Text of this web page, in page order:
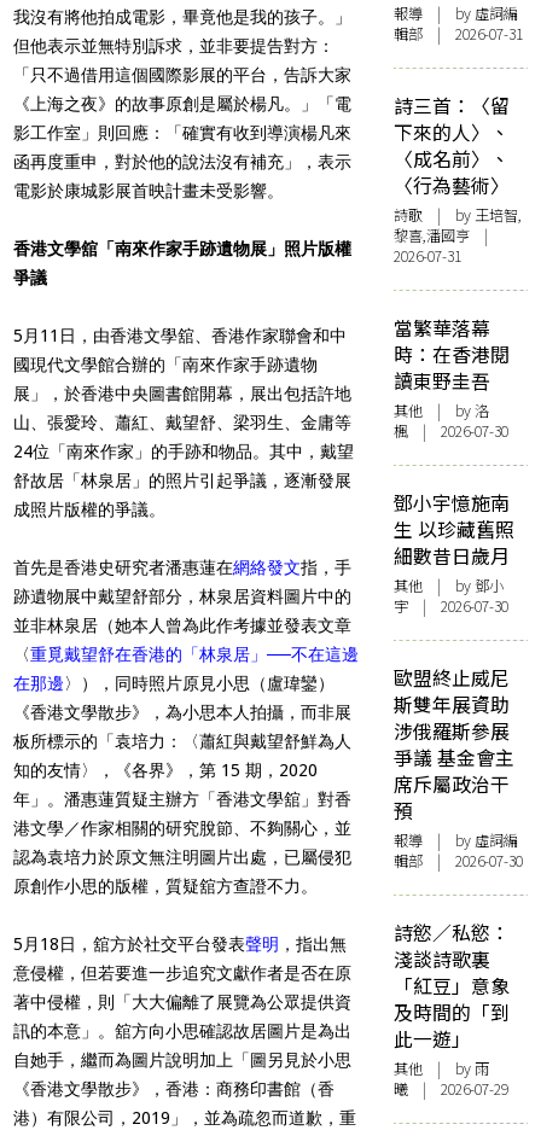
我沒有將他拍成電影，畢竟他是我的孩子。」
但他表示並無特別訴求，並非要提告對方：
「只不過借用這個國際影展的平台，告訴大家
《上海之夜》的故事原創是屬於楊凡。」「電
影工作室」則回應：「確實有收到導演楊凡來
函再度重申，對於他的說法沒有補充」，表示
電影於康城影展首映計畫未受影響。
香港文學舘「南來作家手跡遺物展」照片版權
爭議
5月11日，由香港文學舘、香港作家聯會和中
國現代文學館合辦的「南來作家手跡遺物
展」，於香港中央圖書館開幕，展出包括許地
山、張愛玲、蕭紅、戴望舒、梁羽生、金庸等
24位「南來作家」的手跡和物品。其中，戴望
舒故居「林泉居」的照片引起爭議，逐漸發展
成照片版權的爭議。
首先是香港史研究者潘惠蓮在網絡發文指，手
跡遺物展中戴望舒部分，林泉居資料圖片中的
並非林泉居（她本人曾為此作考據並發表文章
〈重覓戴望舒在香港的「林泉居」──不在這邊
在那邊〉），同時照片原見小思（盧瑋鑾）
《香港文學散步》，為小思本人拍攝，而非展
板所標示的「袁培力：〈蕭紅與戴望舒鮮為人
知的友情〉，《各界》，第 15 期，2020
年」。潘惠蓮質疑主辦方「香港文學舘」對香
港文學／作家相關的研究脫節、不夠關心，並
認為袁培力於原文無注明圖片出處，已屬侵犯
原創作小思的版權，質疑舘方查證不力。
5月18日，舘方於社交平台發表聲明 ，指出無
意侵權，但若要進一步追究文獻作者是否在原
著中侵權，則「大大偏離了展覽為公眾提供資
訊的本意」。舘方向小思確認故居圖片是為出
自她手，繼而為圖片說明加上「圖另見於小思
《香港文學散步》，香港：商務印書館（香
港）有限公司，2019」，並為疏忽而道歉，重
報導 | by 虛詞編
輯部 | 2026-07-31
詩三首：〈留
下來的人〉、
〈成名前〉、
〈行為藝術〉
詩歌 | by 王培智,
黎喜,潘國亨 |
2026-07-31
當繁華落幕
時：在香港閱
讀東野圭吾
其他 | by洛
楓 | 2026-07-30
鄧小宇憶施南
生 以珍藏舊照
細數昔日歲月
其他 | by 鄧小
宇 | 2026-07-30
歐盟終止威尼
斯雙年展資助
涉俄羅斯參展
爭議 基金會主
席斥屬政治干
預
報導 | by 虛詞編
輯部 | 2026-07-30
詩慾／私慾：
淺談詩歌裏
「紅豆」意象
及時間的「到
此一遊」
其他 | by 雨
曦 | 2026-07-29